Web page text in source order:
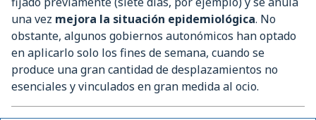
una vez mejora la situación epidemiológica. No
obstante, algunos gobiernos autonómicos han optado
en aplicarlo solo los fines de semana, cuando se
produce una gran cantidad de desplazamientos no
esenciales y vinculados en gran medida al ocio.